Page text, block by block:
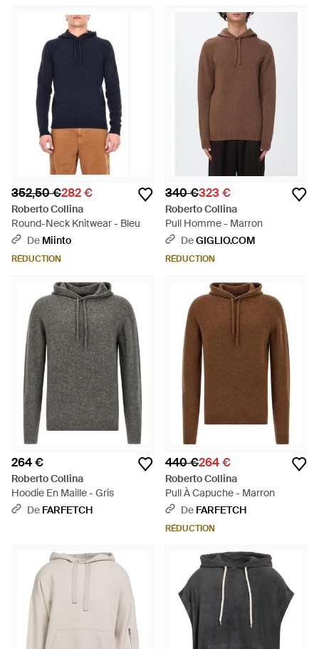
352,50 €282 €
Roberto Collina
Round-Neck Knitwear - Bleu
De Miinto
RÉDUCTION
340 €323 €
Roberto Collina
Pull Homme - Marron
DeGIGLIO.COM
RÉDUCTION
264 €
Roberto Collina
Hoodie En Maille - Gris
De FARFETCH
440 €264 €
Roberto Collina
Pull À Capuche - Marron
De FARFETCH
RÉDUCTION